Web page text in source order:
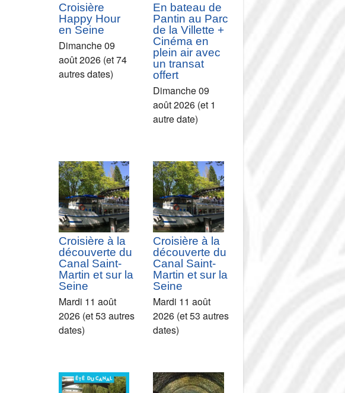
Croisière
Happy Hour
en Seine
Dimanche 09
août 2026 (et 74
autres dates)
En bateau de
Pantin au Parc
de la Villette +
Cinéma en
plein air avec
un transat
offert
Dimanche 09
août 2026 (et 1
autre date)
Croisière à la
découverte du
Canal Saint-
Martin et sur la
Seine
Mardi 11 août
2026 (et 53 autres
dates)
Croisière à la
découverte du
Canal Saint-
Martin et sur la
Seine
Mardi 11 août
2026 (et 53 autres
dates)